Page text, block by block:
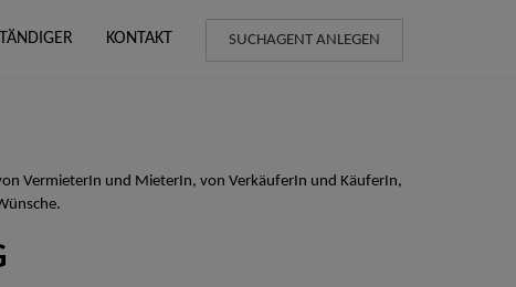
KONTAKT SUCHAGENT ANLEGEN
VermieterIn und MieterIn, von VerkäuferIn und KäuferIn,